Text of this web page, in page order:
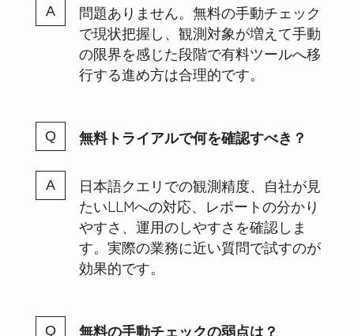
問題ありません。無料の手動チェック
で現状把握し、観測対象が増えて手動
の限界を感じた段階で有料ツールへ移
行する進め方は合理的です。
無料トライアルで何を確認すべき？
日本語クエリでの観測精度、自社が見
たいLLMへの対応、レポートの分かり
やすさ、運用のしやすさを確認しま
す。実際の業務に近い質問で試すのが
効果的です。
無料の手動チェックの弱点は？